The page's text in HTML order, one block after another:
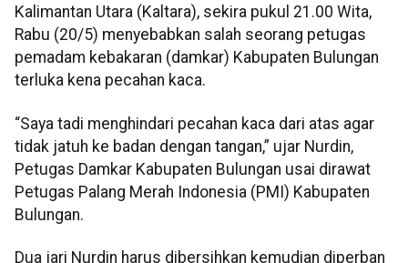
Kalimantan Utara (Kaltara), sekira pukul 21.00 Wita,
Rabu (20/5) menyebabkan salah seorang petugas
pemadam kebakaran (damkar) Kabupaten Bulungan
terluka kena pecahan kaca.
“Saya tadi menghindari pecahan kaca dari atas agar
tidak jatuh ke badan dengan tangan,” ujar Nurdin,
Petugas Damkar Kabupaten Bulungan usai dirawat
Petugas Palang Merah Indonesia (PMI) Kabupaten
Bulungan.
Dua jari Nurdin harus dibersihkan kemudian diperban